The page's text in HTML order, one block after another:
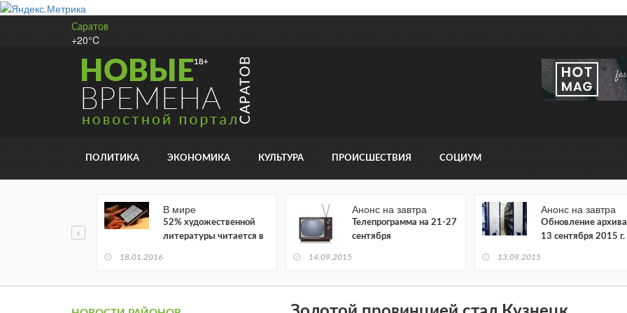
Саратов
+20°C
ПОЛИТИКА ЭКОНОМИКА КУЛЬТУРА ПРОИСШЕСТВИЯ СОЦИУМ
В мире
52% художественной
литературы читается в
18.01.2016
Анонс на завтра
Телепрограмма на 21-27
сентября
14.09.2015
Анонс на завтра
Обновление архива
13 сентября 2015 г.
13.09.2015